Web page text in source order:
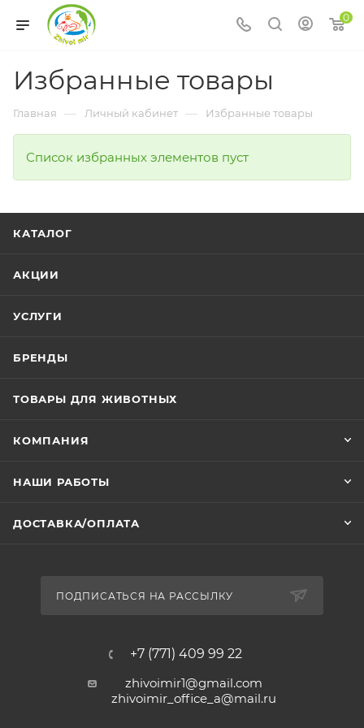
0
Избранные товары
Главная — Личный кабинет — Избранные товары
Список избранных элементов пуст
КАТАЛОГ
АКЦИИ
УСЛУГИ
БРЕНДЫ
ТОВАРЫ ДЛЯ ЖИВОТНЫХ
КОМПАНИЯ
НАШИ РАБОТЫ
ДОСТАВКА/ОПЛАТА
ПОДПИСАТЬСЯ НА РАССЫЛКУ
+7 (771) 409 99 22
zhivoimir1@gmail.com
zhivoimir_office_a@mail.ru